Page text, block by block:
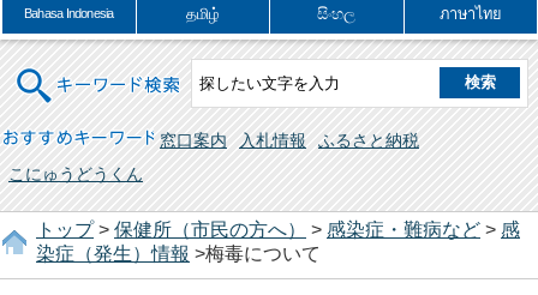
Bahasa Indonesia தமிழ் සිංහල ภาษาไทย
キーワード検索
おすすめキーワード 窓口案内 入札情報
ふるさと納税
こにゅうどうくん
トップ> 保健所（市民の方へ） > 感染症・難病など > 感
染症（発生）情報 >梅毒について